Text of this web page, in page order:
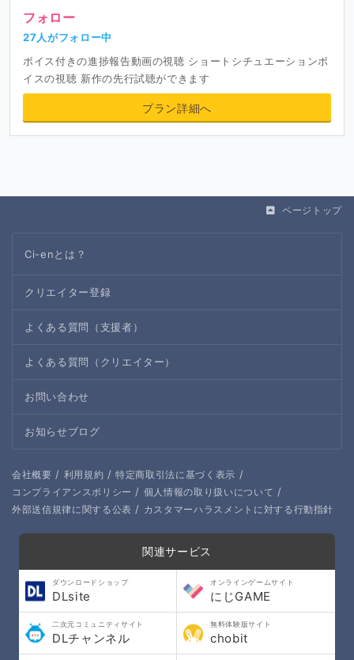
フォロー
27人がフォロー中
ボイス付きの進捗報告動画の視聴 ショートシチュエーションボ
イスの視聴 新作の先行試聴ができます
プラン詳細へ
ページトップ
Ci-enとは？
クリエイター登録
よくある質問（支援者）
よくある質問（クリエイター）
お問い合わせ
お知らせブログ
会社概要 / 利用規約 / 特定商取引法に基づく表示 /
コンプライアンスポリシー / 個人情報の取り扱いについて /
外部送信規律に関する公表 / カスタマーハラスメントに対する行動指針
関連サービス
ダウンロードショップ
DLsite
オンラインゲームサイト
にじGAME
二次元コミュニティサイト
DLチャンネル
無料体験版サイト
chobit